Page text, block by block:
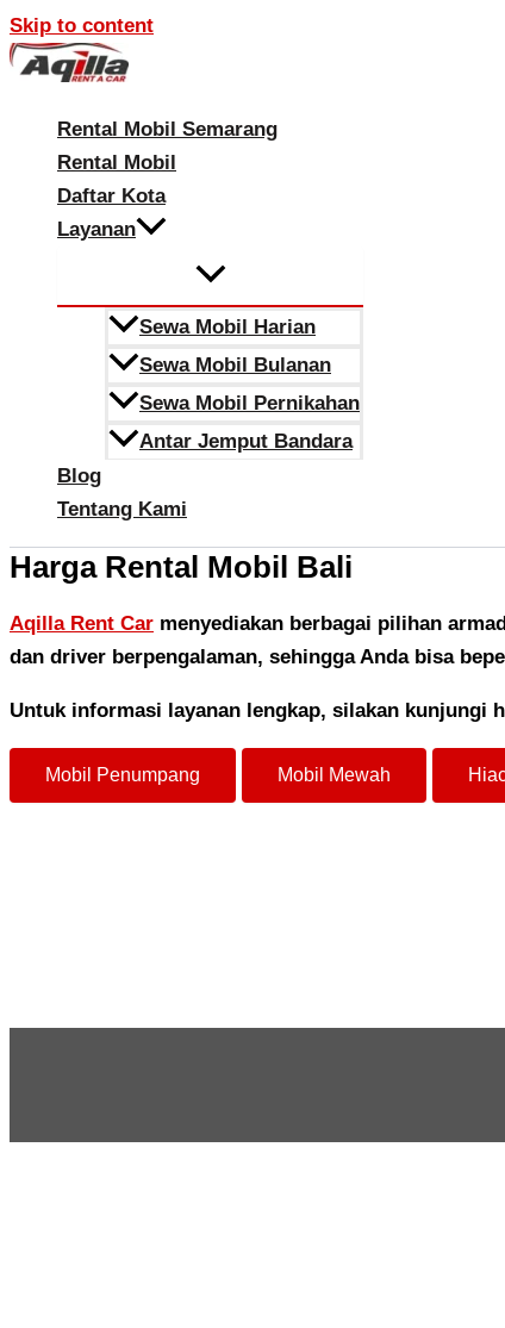
Skip to content
Rental Mobil Semarang
Rental Mobil
Daftar Kota
Layanan
Sewa Mobil Harian
Sewa Mobil Bulanan
Sewa Mobil Pernikahan
Antar Jemput Bandara
Blog
Tentang Kami
Harga Rental Mobil Bali
Aqilla Rent Car menyediakan berbagai pilihan
dan driver berpengalaman, sehingga Anda bisa
Untuk informasi layanan lengkap, silakan kunjungi
Mobil Penumpang Mobil Mewah